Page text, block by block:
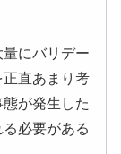
にバリデー
直あまり考
が発生した
必要がある